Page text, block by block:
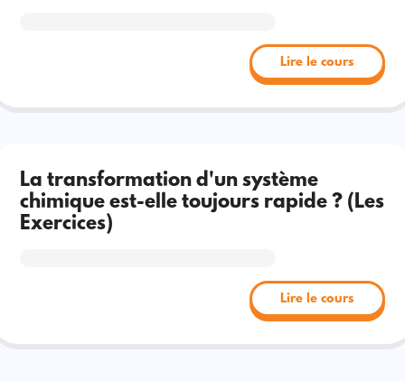
Lire le cours
La transformation d'un système
chimique est-elle toujours rapide ? (Les
Exercices)
Lire le cours